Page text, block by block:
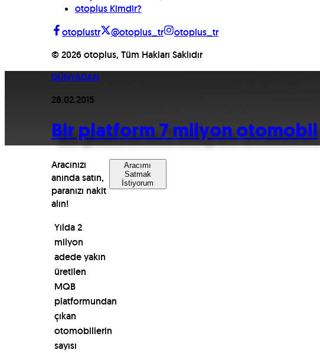
otoplus Kimdir?
otoplustr
@otoplus_tr
otoplus_tr
© 2026 otoplus, Tüm Hakları Saklıdır
DÜNYADAN
28.02.2015
Bir platform 7 milyon otomobil
Aracınızı
anında satın,
paranızı nakit
alın!
Aracımı
Satmak
İstiyorum
Yılda 2
milyon
adede yakın
üretilen
MQB
platformundan
çıkan
otomobillerin
sayısı